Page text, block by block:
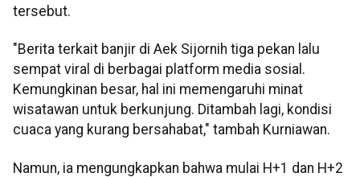
tersebut.
"Berita terkait banjir di Aek Sijornih tiga pekan lalu
sempat viral di berbagai platform media sosial.
Kemungkinan besar, hal ini memengaruhi minat
wisatawan untuk berkunjung. Ditambah lagi, kondisi
cuaca yang kurang bersahabat," tambah Kurniawan.
Namun, ia mengungkapkan bahwa mulai H+1 dan H+2